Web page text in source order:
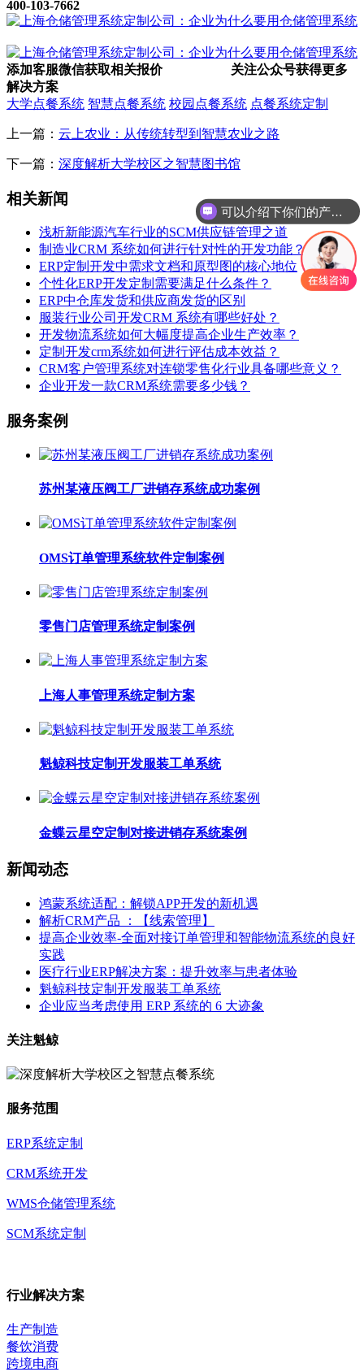
400-103-7662
添加客服微信获取相关报价
关注公众号获得更多
解决方案
大学点餐系统 智慧点餐系统 校园点餐系统 点餐系统定制
上一篇： 云上农业：从传统转型到智慧农业之路
下一篇： 深度解析大学校区之智慧图书馆
相关新闻
浅析新能源汽车行业的SCM供应链管理之道
制造业CRM 系统如何进行针对性的开发功能？
ERP定制开发中需求文档和原型图的核心地位
个性化ERP开发定制需要满足什么条件？
ERP中仓库发货和供应商发货的区别
服装行业公司开发CRM 系统有哪些好处？
开发物流系统如何大幅度提高企业生产效率？
定制开发crm系统如何进行评估成本效益？
CRM客户管理系统对连锁零售化行业具备哪些意义？
企业开发一款CRM系统需要多少钱？
服务案例
苏州某液压阀工厂进销存系统成功案例
OMS订单管理系统软件定制案例
零售门店管理系统定制案例
上海人事管理系统定制方案
魁鲸科技定制开发服装工单系统
金蝶云星空定制对接进销存系统案例
新闻动态
鸿蒙系统适配：解锁APP开发的新机遇
解析CRM产品 ：【线索管理】
提高企业效率-全面对接订单管理和智能物流系统的良好
实践
医疗行业ERP解决方案：提升效率与患者体验
魁鲸科技定制开发服装工单系统
企业应当考虑使用 ERP 系统的 6 大迹象
关注魁鲸
服务范围
ERP系统定制
CRM系统开发
WMS仓储管理系统
SCM系统定制
行业解决方案
生产制造
餐饮消费
跨境电商
可以介绍下你们的产品么